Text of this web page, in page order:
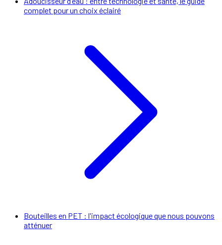
complet pour un choix éclairé
Bouteilles en PET : l'impact écologique que nous pouvons
atténuer